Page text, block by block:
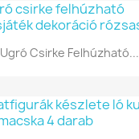
Ugró Csirke Felhúzható...